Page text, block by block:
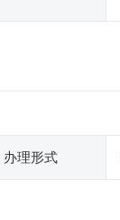
办理形式